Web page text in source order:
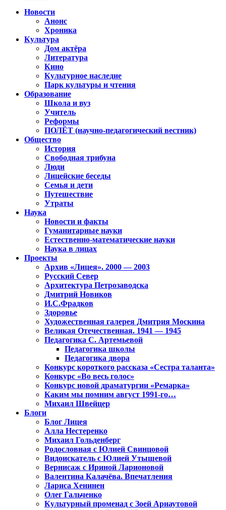
Новости
Анонс
Хроника
Культура
Дом актёра
Литература
Кино
Культурное наследие
Парк культуры и чтения
Образование
Школа и вуз
Учитель
Реформы
ПОЛЁТ (научно-педагогический вестник)
Общество
История
Свободная трибуна
Люди
Лицейские беседы
Семья и дети
Путешествие
Утраты
Наука
Новости и факты
Гуманитарные науки
Естественно-математические науки
Наука в лицах
Проекты
Архив «Лицея». 2000 — 2003
Русский Север
Архитектура Петрозаводска
Дмитрий Новиков
И.С.Фрадков
Здоровье
Художественная галерея Дмитрия Москина
Великая Отечественная. 1941 — 1945
Педагогика С. Артемьевой
Педагогика школы
Педагогика двора
Конкурс короткого рассказа «Сестра таланта»
Конкурс «Во весь голос»
Конкурс новой драматургии «Ремарка»
Каким мы помним август 1991-го…
Михаил Швейцер
Блоги
Блог Лицея
Алла Нестеренко
Михаил Гольденберг
Родословная с Юлией Свинцовой
Видоискатель с Юлией Утышевой
Вернисаж с Ириной Ларионовой
Валентина Калачёва. Впечатления
Лариса Хенинен
Олег Гальченко
Культурный променад с Зоей Арнаутовой